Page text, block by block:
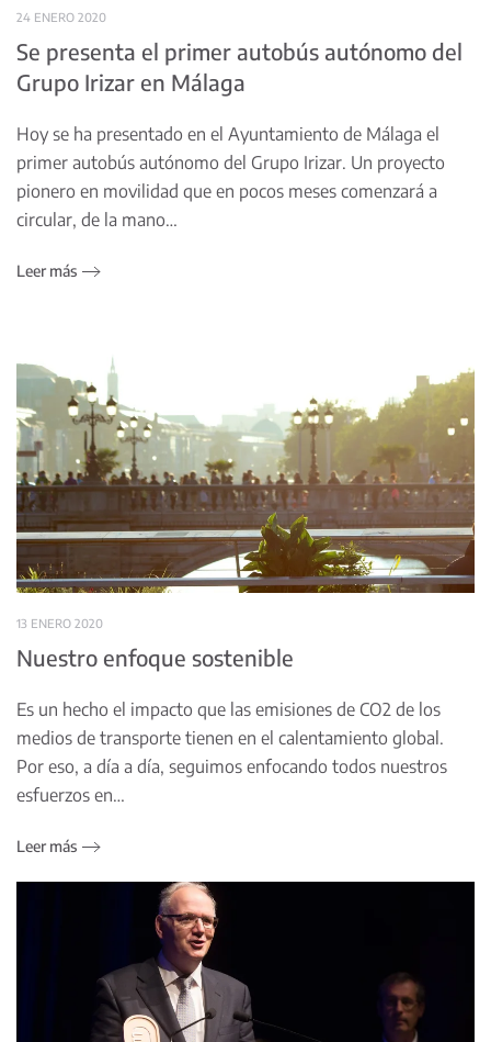
24 ENERO 2020
Se presenta el primer autobús autónomo del
Grupo Irizar en Málaga
Hoy se ha presentado en el Ayuntamiento de Málaga el
primer autobús autónomo del Grupo Irizar. Un proyecto
pionero en movilidad que en pocos meses comenzará a
circular, de la mano…
Leer más
13 ENERO 2020
Nuestro enfoque sostenible
Es un hecho el impacto que las emisiones de CO2 de los
medios de transporte tienen en el calentamiento global.
Por eso, a día a día, seguimos enfocando todos nuestros
esfuerzos en…
Leer más